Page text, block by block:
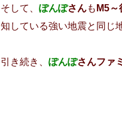
そして、 ぽんぽさんも M5～
知している強い地震と同じ
引き続き、 ぽんぽさんファ